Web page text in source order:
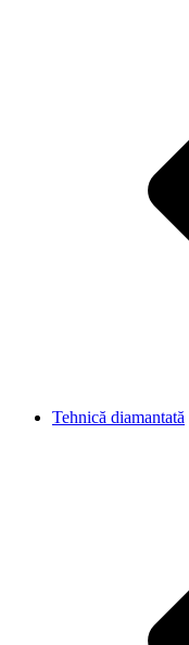
Tehnică diamantată